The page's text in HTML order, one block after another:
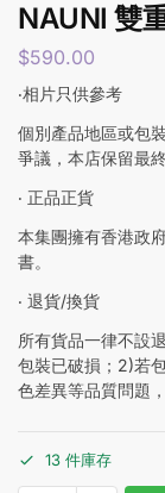
NAUNI 雙
$590.00
‧相片只供參考
個別產品地區或包
爭議，本店保留最終
‧ 正品正貨
本集團擁有香港政
書。
‧ 退貨/換貨
所有貨品一律不設
包裝已破損；2)若
色差異等品質問題
13 件庫存